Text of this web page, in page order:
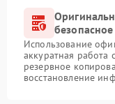
Использование
аккуратная работа
резервное
восстановление